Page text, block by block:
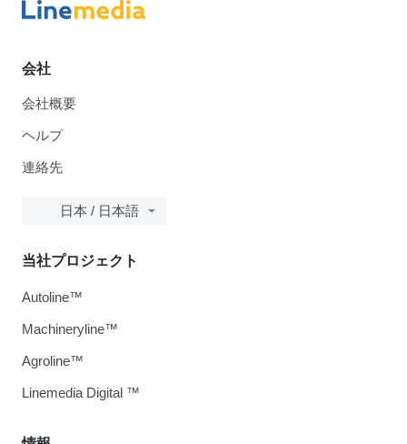
会社
会社概要
ヘルプ
連絡先
日本 / 日本語
当社プロジェクト
Autoline™
Machineryline™
Agroline™
Linemedia Digital ™